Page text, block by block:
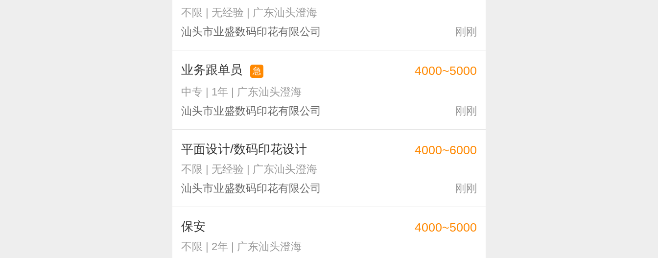
不限 | 无经验 | 广东汕头澄海
汕头市业盛数码印花有限公司
刚刚
业务跟单员 急
中专 | 1年 | 广东汕头澄海
汕头市业盛数码印花有限公司
4000~5000
刚刚
平面设计/数码印花设计
不限 | 无经验 | 广东汕头澄海
汕头市业盛数码印花有限公司
4000~6000
刚刚
保安
不限 | 2年 | 广东汕头澄海
4000~5000